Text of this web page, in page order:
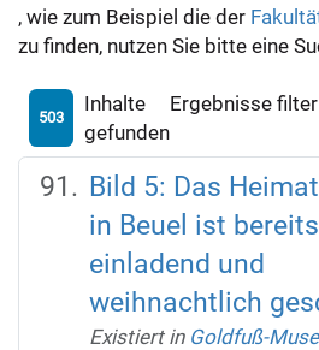
, wie zum Beispiel die der
zu finden, nutzen Sie bitte eine
503
Inhalte
gefunden
Ergebnisse
Bild 5: Das
in Beuel ist bereits
einladend und
weihnachtlich
Existiert in Goldfuß-